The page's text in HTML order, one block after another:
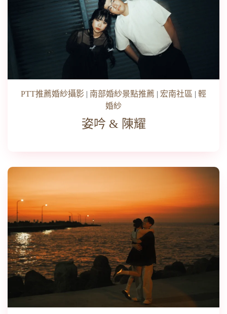
PTT推薦婚紗攝影 | 南部婚紗景點推薦 | 宏南社區 | 輕
婚紗
姿吟 & 陳耀